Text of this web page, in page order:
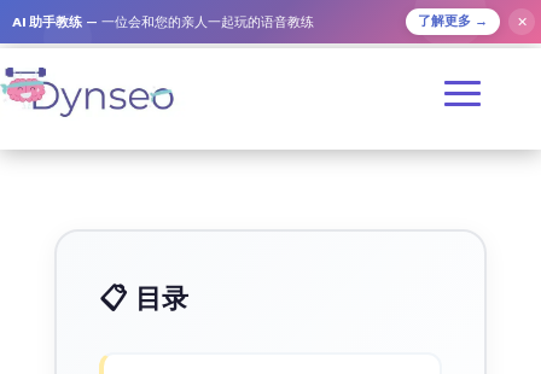
AI 助手教练 — 一位会和您的亲人一起玩的语音教练 了解更多 → ✕
📋 目录